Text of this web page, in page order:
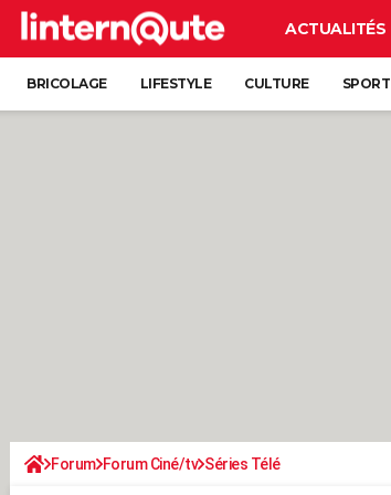
ACTUALITÉS
BRICOLAGE LIFESTYLE CULTURE SPORT
Forum Forum Ciné/tv Séries Télé